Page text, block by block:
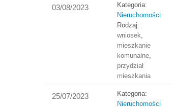
03/08/2023
Kategoria:
Nieruchomości
Rodzaj:
wniosek,
mieszkanie
komunalne,
przydział
mieszkania
25/07/2023
Kategoria:
Nieruchomości